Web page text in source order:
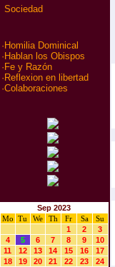
Sociedad
· Homilia Dominical
· Hablan los Obispos
· Fe y Razón
· Reflexion en libertad
·Colaboraciones
Sep 2023
Mo
Tu We Th Fr Sa
Su
1
2
3
4
5 6 7 8 9
10
11
12 13 14 15 16
17
18
19 20 21 22 23
24